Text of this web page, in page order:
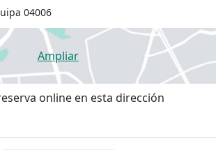
04006
Ampliarse abre en una nueva pestaña
online en esta dirección